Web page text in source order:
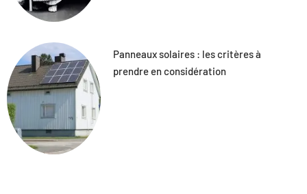
Panneaux solaires : les critères à
prendre en considération